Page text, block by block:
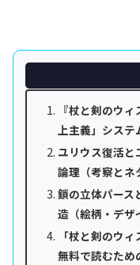
『杖と剣のウ
上主義」システ
ユリウス復活と
論理（考察とネ
鎖の立体パース
造（絵柄・デザ
「杖と剣のウ
無料で読むため